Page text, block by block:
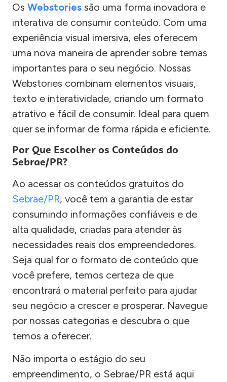
Os Webstories são uma forma inovadora e
interativa de consumir conteúdo. Com uma
experiência visual imersiva, eles oferecem
uma nova maneira de aprender sobre temas
importantes para o seu negócio. Nossas
Webstories combinam elementos visuais,
texto e interatividade, criando um formato
atrativo e fácil de consumir. Ideal para quem
quer se informar de forma rápida e eficiente.
Por Que Escolher os Conteúdos do
Sebrae/PR?
Ao acessar os conteúdos gratuitos do
Sebrae/PR, você tem a garantia de estar
consumindo informações confiáveis e de
alta qualidade, criadas para atender às
necessidades reais dos empreendedores.
Seja qual for o formato de conteúdo que
você prefere, temos certeza de que
encontrará o material perfeito para ajudar
seu negócio a crescer e prosperar. Navegue
por nossas categorias e descubra o que
temos a oferecer.
Não importa o estágio do seu
empreendimento, o Sebrae/PR está aqui